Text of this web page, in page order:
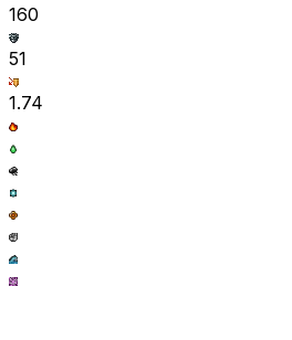
160
51
1.74